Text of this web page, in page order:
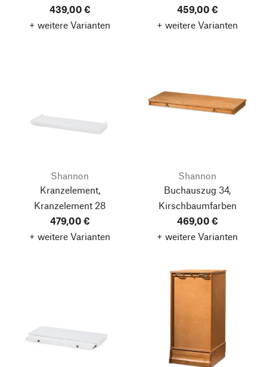
439,00 €
+ weitere Varianten
459,00 €
+ weitere Varianten
Shannon
Kranzelement,
Kranzelement 28
479,00 €
+ weitere Varianten
Shannon
Buchauszug 34,
Kirschbaumfarben
469,00 €
+ weitere Varianten